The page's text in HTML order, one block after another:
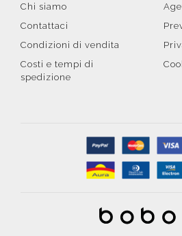
Chi siamo
Contattaci
Condizioni di vendita
Costi e tempi di
spedizione